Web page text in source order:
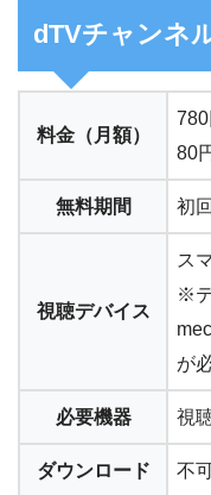
dTVチャンネ
料金（月額）
80
無料期間 初
視聴デバイス
ス
※
が
必要機器 視
ダウンロード 不